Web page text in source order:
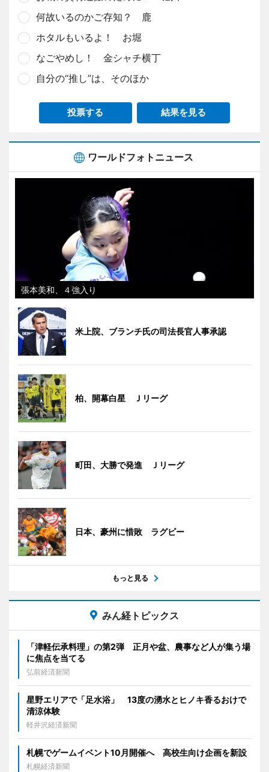
何故いるのかご存知？ 鹿
ホタルもいるよ！ お堀
なごやめし！ 金シャチ横丁
自分の“推し”は、そのほか
投票する 結果を見る
ワールドフォトニュース
張本美和、４強入り
米上院、ブランチ氏の司法長官人事承認
柏、開幕白星 Ｊリーグ
町田、大勝で発進 Ｊリーグ
日本、豪州に惜敗 ラグビー
もっと見る
みん経トピックス
「津軽伝承料理」の第2弾 正月や盆、農事など人が集う場
に焦点を当てる
弘前経済新聞
星野エリアで「足水浴」 13度の湧水とヒノキ香るおけで
清涼体験
軽井沢経済新聞
札幌でゲームイベント10月開催へ 高校生向け企画を新設
札幌経済新聞